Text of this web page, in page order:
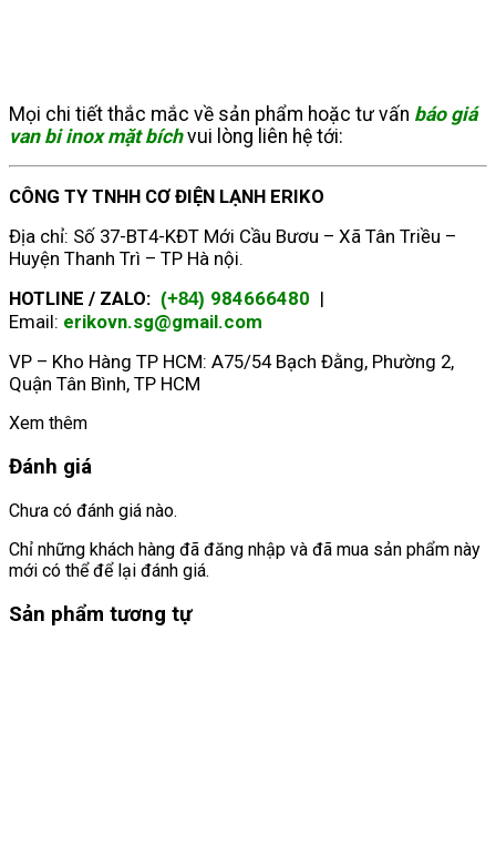
Mọi chi tiết thắc mắc về sản phẩm hoặc tư vấn báo giá
van bi inox mặt bíchvui lòng liên hệ tới:
CÔNG TY TNHH CƠ ĐIỆN LẠNH ERIKO
Địa chỉ: Số 37-BT4-KĐT Mới Cầu Bươu – Xã Tân Triều –
Huyện Thanh Trì – TP Hà nội.
HOTLINE / ZALO: (+84) 984666480 |
Email: erikovn.sg@gmail.com
VP – Kho Hàng TP HCM: A75/54 Bạch Đằng, Phường 2,
Quận Tân Bình, TP HCM
Xem thêm
Đánh giá
Chưa có đánh giá nào.
Chỉ những khách hàng đã đăng nhập và đã mua sản phẩm này
mới có thể để lại đánh giá.
Sản phẩm tương tự